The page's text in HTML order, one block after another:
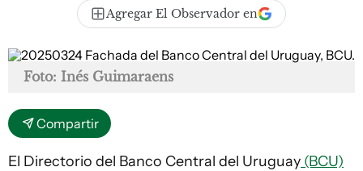
Agregar El Observador en
Foto: Inés Guimaraens
Compartir
El Directorio del Banco Central del Uruguay (BCU)